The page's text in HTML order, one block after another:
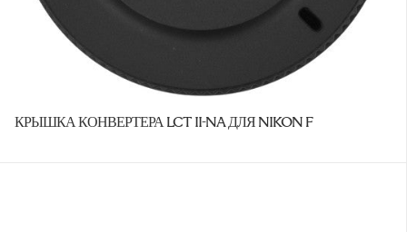
КРЫШКА КОНВЕРТЕРА LCT II-NA ДЛЯ NIKON F